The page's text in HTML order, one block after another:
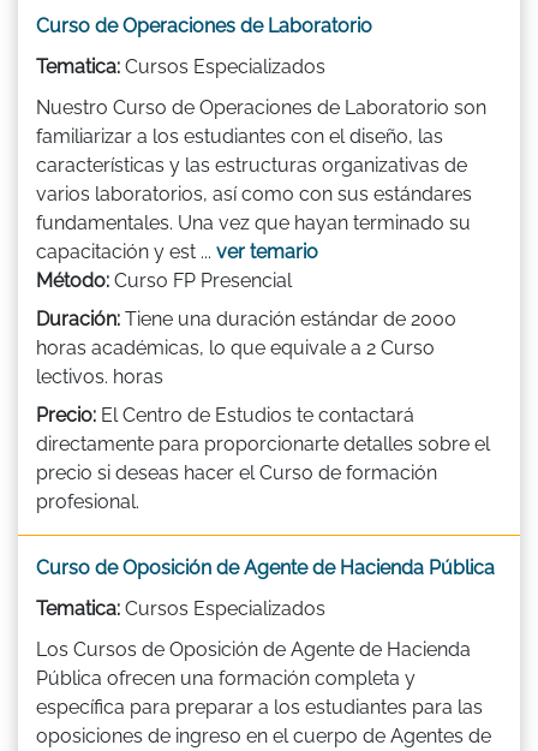
Curso de Operaciones de Laboratorio
Tematica: Cursos Especializados
Nuestro Curso de Operaciones de Laboratorio son
familiarizar a los estudiantes con el diseño, las
características y las estructuras organizativas de
varios laboratorios, así como con sus estándares
fundamentales. Una vez que hayan terminado su
capacitación y est ... ver temario
Método: Curso FP Presencial
Duración: Tiene una duración estándar de 2000
horas académicas, lo que equivale a 2 Curso
lectivos. horas
Precio: El Centro de Estudios te contactará
directamente para proporcionarte detalles sobre el
precio si deseas hacer el Curso de formación
profesional.
Curso de Oposición de Agente de Hacienda Pública
Tematica: Cursos Especializados
Los Cursos de Oposición de Agente de Hacienda
Pública ofrecen una formación completa y
específica para preparar a los estudiantes para las
oposiciones de ingreso en el cuerpo de Agentes de